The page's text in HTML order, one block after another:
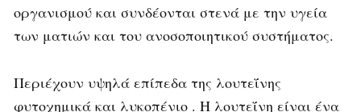
οργανισμού και συνδέονται στενά με την υγεία
των ματιών και του ανοσοποιητικού συστήματος.
Περιέχουν υψηλά επίπεδα της λουτεΐνης
φυτοχημικά και λυκοπένιο . Η λουτεΐνη είναι ένα